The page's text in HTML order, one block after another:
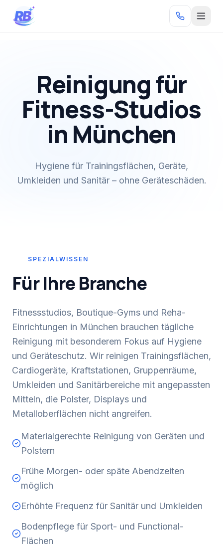
Zum Inhalt springen
RB
Reinigung für
Fitness-Studios
in München
Hygiene für Trainingsflächen, Geräte,
Umkleiden und Sanitär – ohne Geräteschäden.
SPEZIALWISSEN
Für Ihre Branche
Fitnessstudios, Boutique-Gyms und Reha-
Einrichtungen in München brauchen tägliche
Reinigung mit besonderem Fokus auf Hygiene
und Geräteschutz. Wir reinigen Trainingsflächen,
Cardiogeräte, Kraftstationen, Gruppenräume,
Umkleiden und Sanitärbereiche mit angepassten
Mitteln, die Polster, Displays und
Metalloberflächen nicht angreifen.
Materialgerechte Reinigung von Geräten und
Polstern
Frühe Morgen- oder späte Abendzeiten
möglich
Erhöhte Frequenz für Sanitär und Umkleiden
Bodenpflege für Sport- und Functional-
Flächen